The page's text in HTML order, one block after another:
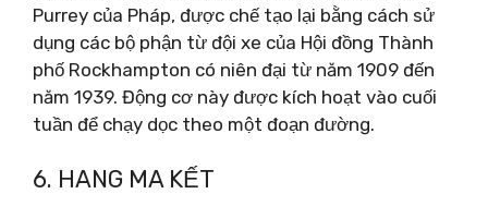
Purrey của Pháp, được chế tạo lại bằng cách sử
dụng các bộ phận từ đội xe của Hội đồng Thành
phố Rockhampton có niên đại từ năm 1909 đến
năm 1939. Động cơ này được kích hoạt vào cuối
tuần để chạy dọc theo một đoạn đường.
6. HANG MA KẾT